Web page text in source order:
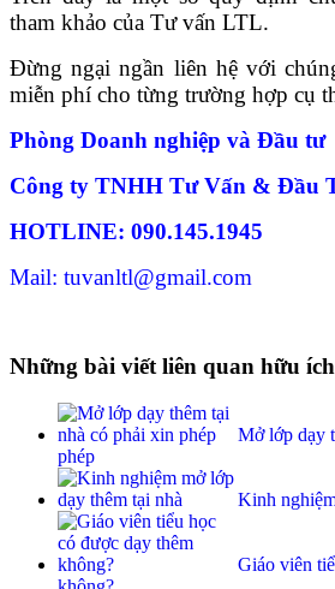
tham khảo của Tư vấn LTL.
Đừng ngại ngần liên hệ với
miễn phí cho từng trường hợp cụ
Phòng Doanh nghiệp và Đầu tư
Công ty TNHH Tư Vấn & Đầu
HOTLINE: 090.145.1945
Mail: tuvanltl@gmail.com
Những bài viết liên quan hữu
Mở lớp dạy
phép
Kinh
Giáo viên